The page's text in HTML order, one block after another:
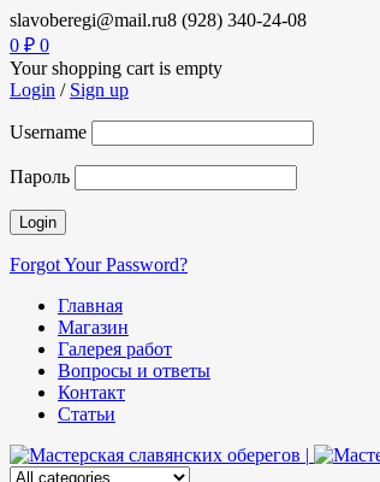
slavoberegi@mail.ru8 (928) 340-24-08
0 ₽ 0
Your shopping cart is empty
Login / Sign up
Username
Пароль
Forgot Your Password?
Главная
Магазин
Галерея работ
Вопросы и ответы
Контакт
Статьи